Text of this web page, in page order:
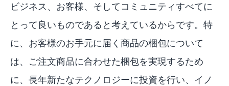
ビジネス、お客様、そしてコミュニティすべてに
とって良いものであると考えているからです。特
に、お客様のお手元に届く商品の梱包について
は、ご注文商品に合わせた梱包を実現するため
に、長年新たなテクノロジーに投資を行い、イノ